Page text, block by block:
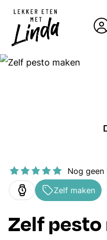
naar
inhoud
Nog geen
Zelf maken
Zelf pesto